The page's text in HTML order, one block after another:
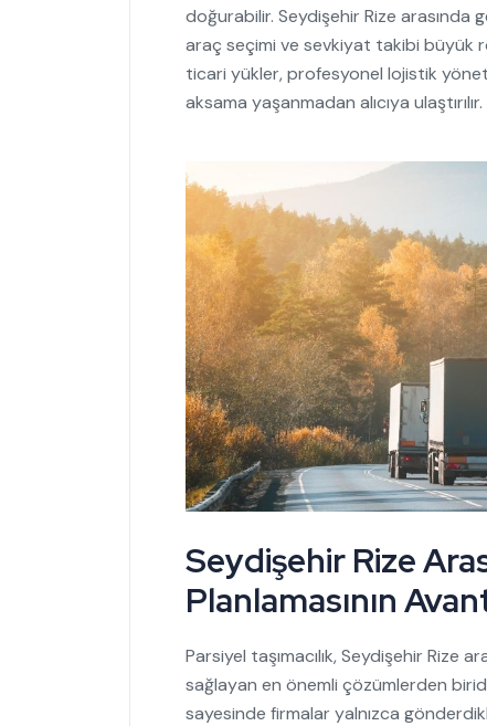
doğurabilir. Seydişehir Rize arasında
araç seçimi ve sevkiyat takibi büyük
ticari yükler, profesyonel lojistik
aksama yaşanmadan alıcıya ulaştırılır.
Seydişehir Rize
Planlamasının
Parsiyel taşımacılık, Seydişehir Rize
sağlayan en önemli çözümlerden
sayesinde firmalar yalnızca